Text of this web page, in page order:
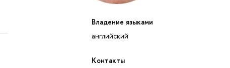
Владение языками
английский
Контакты